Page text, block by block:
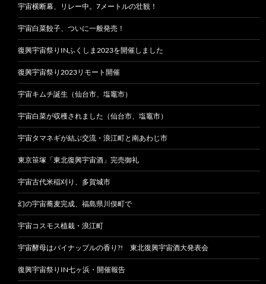
宇宙横断幕、リレー中。7メートルの壮観！
宇宙白菜餃子、ついに一般発売！
復興宇宙祭りINふくしま2023を開催しました
復興宇宙祭り2023リモート開催
宇宙キムチ誕生（仙台市、塩竈市）
宇宙白菜が収穫されました（仙台市、塩竈市）
宇宙タマネギが結ぶ交流・浪江町と南あわじ市
東京笹塚「東北復興宇宙酒」完売御礼
宇宙古代米稲刈り、多賀城市
幻の宇宙蕎麦完成、福島県川俣町で
宇宙コスモス植栽・浪江町
宇宙酵母はパイナップルの香り?! 東北復興宇宙酒大発表会
復興宇宙祭りIN七ヶ浜・開催報告